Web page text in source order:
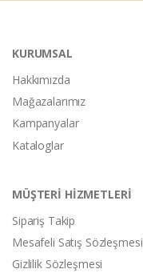
KURUMSAL
Hakkımızda
Mağazalarımız
Kampanyalar
Kataloglar
MÜŞTERİ HİZMETLERİ
Sipariş Takip
Mesafeli Satış Sözleşmesi
Gizlilik Sözleşmesi